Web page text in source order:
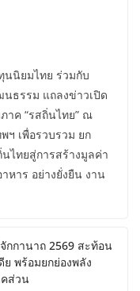
นนิยมไทย ร่วมกับ
ธรรม แถลงข่าวเปิด
าค “รสถิ่นไทย” ณ
ฯ เพื่อรวบรวม ยก
ไทยสู่การสร้างมูลค่า
าหาร อย่างยั่งยืน งาน
กกานาถ 2569 สะท้อน
พร้อมยกย่องพลัง
ส่วน